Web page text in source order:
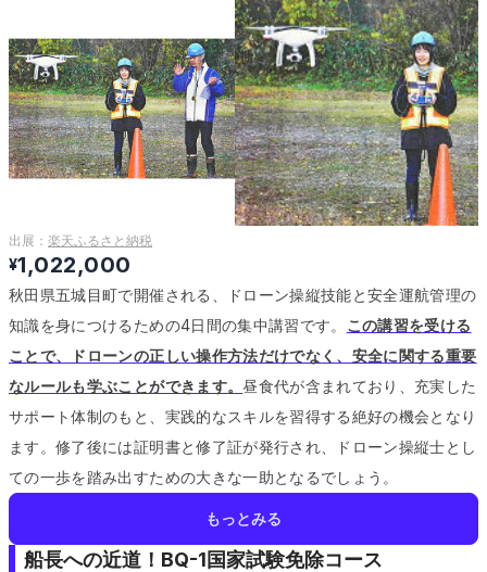
出展： 楽天ふるさと納税
¥1,022,000
秋田県五城目町で開催される、ドローン操縦技能と安全運航管理の
知識を身につけるための4日間の集中講習です。 この講習を受ける
ことで、ドローンの正しい操作方法だけでなく、安全に関する重要
なルールも学ぶことができます。昼食代が含まれており、充実した
サポート体制のもと、実践的なスキルを習得する絶好の機会となり
ます。修了後には証明書と修了証が発行され、ドローン操縦士とし
ての一歩を踏み出すための大きな一助となるでしょう。
もっとみる
船長への近道！BQ-1国家試験免除コース